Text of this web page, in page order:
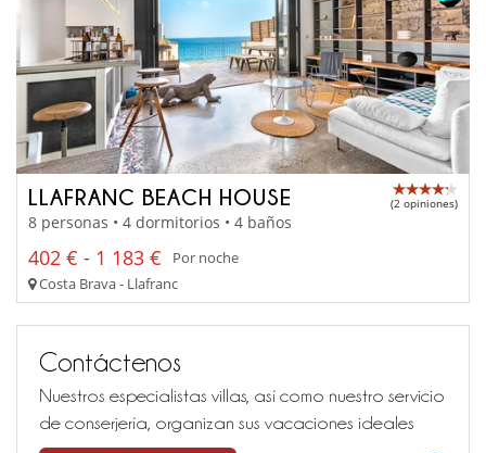
LLAFRANC BEACH HOUSE (2 opiniones)
8 personas • 4 dormitorios • 4 baños
402 € - 1 183 €
Por noche
Costa Brava - Llafranc
Contáctenos
Nuestros especialistas villas, así como nuestro servicio
de conserjería, organizan sus vacaciones ideales